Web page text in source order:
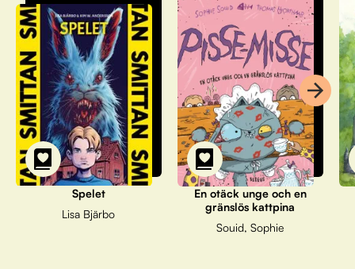
Spelet
Lisa Bjärbo
En otäck unge och en
gränslös kattpina
Souid, Sophie